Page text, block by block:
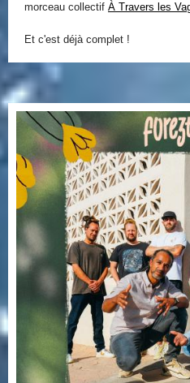
morceau collectif À Travers les
Et c'est déjà complet !